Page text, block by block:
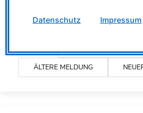
deutschen Netzen).
ÄLTERE MELDUNG
Datenschutz Impressum